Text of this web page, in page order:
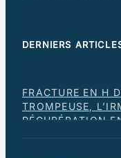
DERNIERS
FRACTURE EN H
TROMPEUSE,
RÉCUPÉRATION